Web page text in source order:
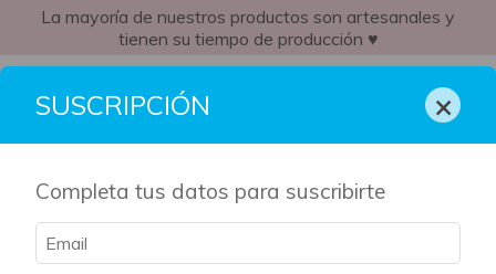
La mayoría de nuestros productos son artesanales y
tienen su tiempo de producción ♥
SUSCRIPCIÓN ×
Completa tus datos para suscribirte